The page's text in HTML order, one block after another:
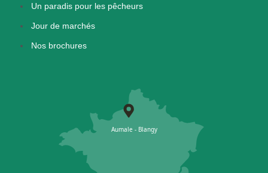
Un paradis pour les pêcheurs
Jour de marchés
Nos brochures